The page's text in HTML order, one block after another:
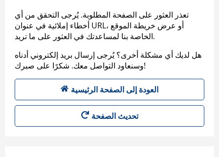
تعذر العثور على الصفحة المطلوبة. يُرجى التحقق من أي
أخطاء إملائية في عنوان URL، أو عرض خريطة الموقع
الخاصة بنا لمساعدتك في العثور على ما تريد.
هل لديك أي مشكلة أخرى؟ يُرجى إرسال بريد إلكتروني أدناه
وسنعاود التواصل معك. شكرًا على صبرك!
العودة إلى الصفحة الرئيسية
تحديث الصفحة